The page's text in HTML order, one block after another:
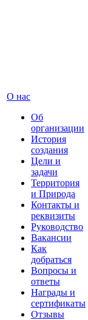
О нас
Об
организации
История
создания
Цели и
задачи
Территория
и Природа
Контакты и
реквизиты
Руководство
Вакансии
Как
добраться
Вопросы и
ответы
Награды и
сертификаты
Отзывы